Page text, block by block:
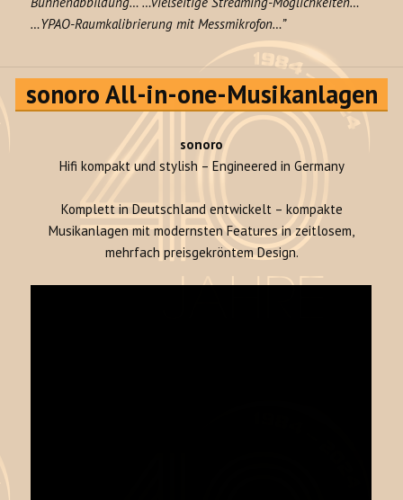
…YPAO-Raumkalibrierung mit Messmikrofon…”
sonoro All-in-one-Musikanlagen
sonoro
Hifi kompakt und stylish – Engineered in Germany
Komplett in Deutschland entwickelt – kompakte
Musikanlagen mit modernsten Features in zeitlosem,
mehrfach preisgekröntem Design.